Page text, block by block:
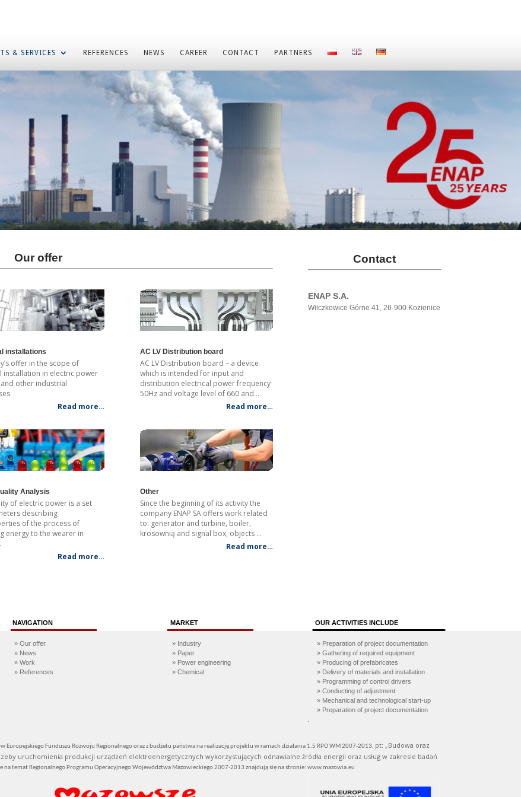
& SERVICES REFERENCES NEWS CAREER CONTACT PARTNERS
Our offer
installations
offer in the scope of
installation in electric power
other industrial
Read more…
Analysis
of electric power is a set
describing
of the process of
energy to the wearer in
Read more…
AC LV Distribution board
AC LV Distribution board – a device
which is intended for input and
distribution electrical power frequency
50Hz and voltage level of 660 and…
Read more…
Other
Since the beginning of its activity the
company ENAP SA offers work related
to: generator and turbine, boiler,
krosownią and signal box, objects …
Read more…
Contact
ENAP S.A.
Wilczkowice Górne 41, 26-900 Kozienice
MARKET
OUR ACTIVITIES INCLUDE
» Our offer
» News
» Work
» References
» Industry
» Paper
» Power engineering
» Chemical
» Preparation of project documentation
» Gathering of required equipment
» Producing of prefabricates
» Delivery of materials and installation
» Programming of control drivers
» Conducting of adjustment
» Mechanical and technological start-up
» Preparation of project documentation
Europejskiego Funduszu Rozwoju Regionalnego oraz z budżetu państwa na realizację projektu w ramach działania 1.5 RPO WM 2007-2013, pt: „Budowa oraz
uruchomienia produkcji urządzeń elektroenergetycznych wykorzystujących odnawialne źródła energii oraz usług w zakresie badań
na temat Regionalnego Programu Operacyjnego Województwa Mazowieckiego 2007-2013 znajdują się na stronie: www.mazowia.eu